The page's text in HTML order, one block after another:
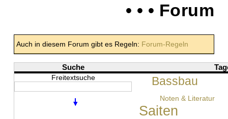
• • • Forum
Auch in diesem Forum gibt es Regeln: Forum-Regeln
Suche
Freitextsuche
Saiten
Bassbau
Noten & Literatur